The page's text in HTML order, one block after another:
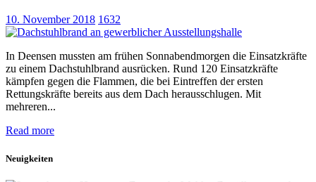
10. November 2018 1632
In Deensen mussten am frühen Sonnabendmorgen die Einsatzkräfte
zu einem Dachstuhlbrand ausrücken. Rund 120 Einsatzkräfte
kämpfen gegen die Flammen, die bei Eintreffen der ersten
Rettungskräfte bereits aus dem Dach herausschlugen. Mit
mehreren...
Read more
Neuigkeiten